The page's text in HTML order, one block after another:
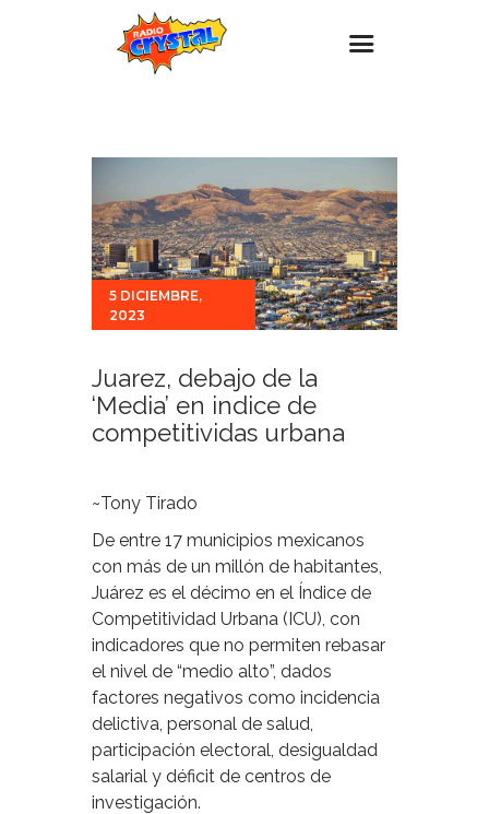
Eventos
Promociones
Noticias
Para ti
5 DICIEMBRE,
2023
Juarez, debajo de la
‘Media’ en indice de
competitividas urbana
~Tony Tirado
De entre 17 municipios mexicanos
con más de un millón de habitantes,
Juárez es el décimo en el Índice de
Competitividad Urbana (ICU), con
indicadores que no permiten rebasar
el nivel de “medio alto”, dados
factores negativos como incidencia
delictiva, personal de salud,
participación electoral, desigualdad
salarial y déficit de centros de
investigación.